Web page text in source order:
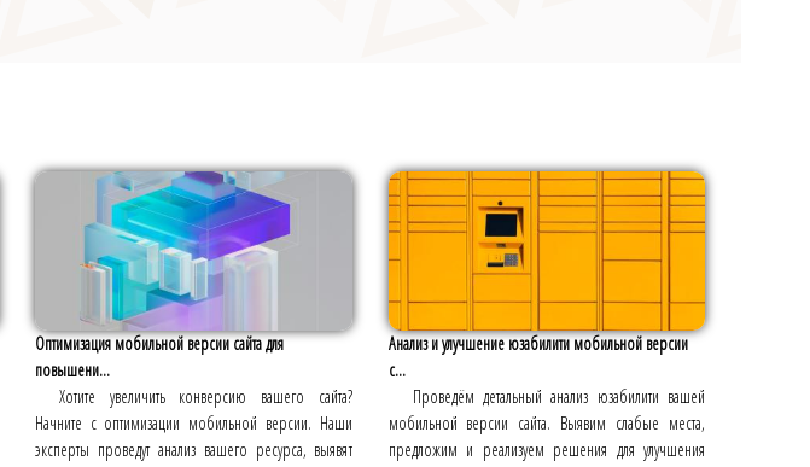
Оптимизация мобильной версии сайта для
повышени...
Хотите увеличить конверсию вашего сайта?
Начните с оптимизации мобильной версии. Наши
эксперты проведут анализ вашего ресурса, выявят
Анализ и улучшение юзабилити мобильной версии
с...
Проведём детальный анализ юзабилити вашей
мобильной версии сайта. Выявим слабые места,
предложим и реализуем решения для улучшения